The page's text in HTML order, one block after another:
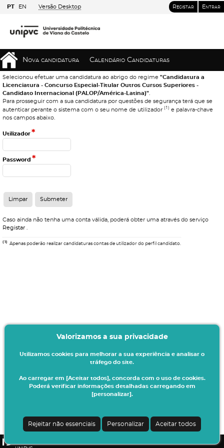
PT EN Versão Desktop Registar Entrar
Nova candidatura Calendário Candidaturas
Selecionou efetuar uma candidatura ao abrigo do regime "Candidatura a
Licenciatura - Concurso Especial-Titular Outros Cursos Superiores -
Candidato Internacional (PALOP/América-Latina)"
Para prosseguir com a sua candidatura por questões de segurança terá que se
autenticar perante o sistema com o seu nome de utilizador (1) e palavra-chave
nos campos abaixo.
Utilizador*
Password *
Caso ainda não tenha uma conta válida, poderá obter uma através do serviço
Registar
(1) Apenas poderão realizar candidaturas contas de utilizador do perfil candidato.
sua matrícula/inscrição no presente ano letivo.
Todos os dados introduzidos serão da sua responsabilidade.
Valorizamos a sua privacidade
Utilizamos cookies para melhorar a sua experiência e analisar o
tráfego do site.
Ao carregar em [Aceitar todos], concorda com o uso de cookies.
Poderá verificar informações detalhadas carregando em
[personalizar].
Rejeitar não essenciais Personalizar Aceitar todos